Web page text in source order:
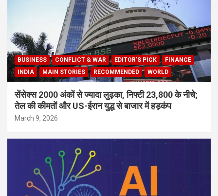
BUSINESS CONFLICT & WAR EDITOR'S PICK
FINANCE
INDIA
MAIN STORIES RECOMMENDED WORLD
सेंसेक्स 2000 अंकों से ज्यादा लुढ़का, निफ्टी 23,800 के नीचे;
तेल की कीमतों और US-ईरान युद्ध से बाजार में हड़कंप
March 9, 2026